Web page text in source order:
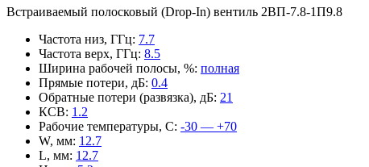
Встраиваемый полосковый (Drop-In) вентиль 2ВП-7.8-1П9.8
Частота низ, ГГц: 7.7
Частота верх, ГГц: 8.5
Ширина рабочей полосы, %: полная
Прямые потери, дБ: 0.4
Обратные потери (развязка), дБ: 21
КСВ: 1.2
Рабочие температуры, С: -30 — +70
W, мм: 12.7
L, мм: 12.7